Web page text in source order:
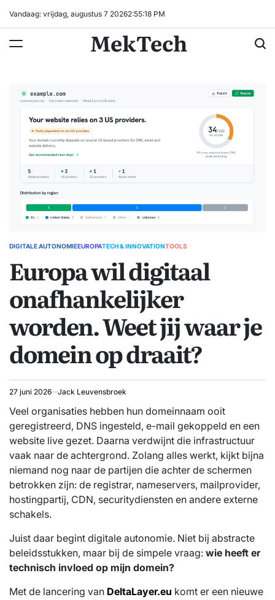
inhoud
Vandaag: vrijdag, augustus 7 20262:55:19 PM
MekTech
GEPLAATST
DIGITALE AUTONOMIEEUROPATECH & INNOVATIONTOOLS
Europa wil digitaal
onafhankelijker
worden. Weet jij waar je
domein op draait?
27 juni 2026 Jack Leuvensbroek
Veel organisaties hebben hun domeinnaam ooit
geregistreerd, DNS ingesteld, e-mail gekoppeld en een
website live gezet. Daarna verdwijnt die infrastructuur
vaak naar de achtergrond. Zolang alles werkt, kijkt bijna
niemand nog naar de partijen die achter de schermen
betrokken zijn: de registrar, nameservers, mailprovider,
hostingpartij, CDN, securitydiensten en andere externe
schakels.
Juist daar begint digitale autonomie. Niet bij abstracte
beleidsstukken, maar bij de simpele vraag: wie heeft er
technisch invloed op mijn domein?
Met de lancering van DeltaLayer.eu komt er een nieuwe